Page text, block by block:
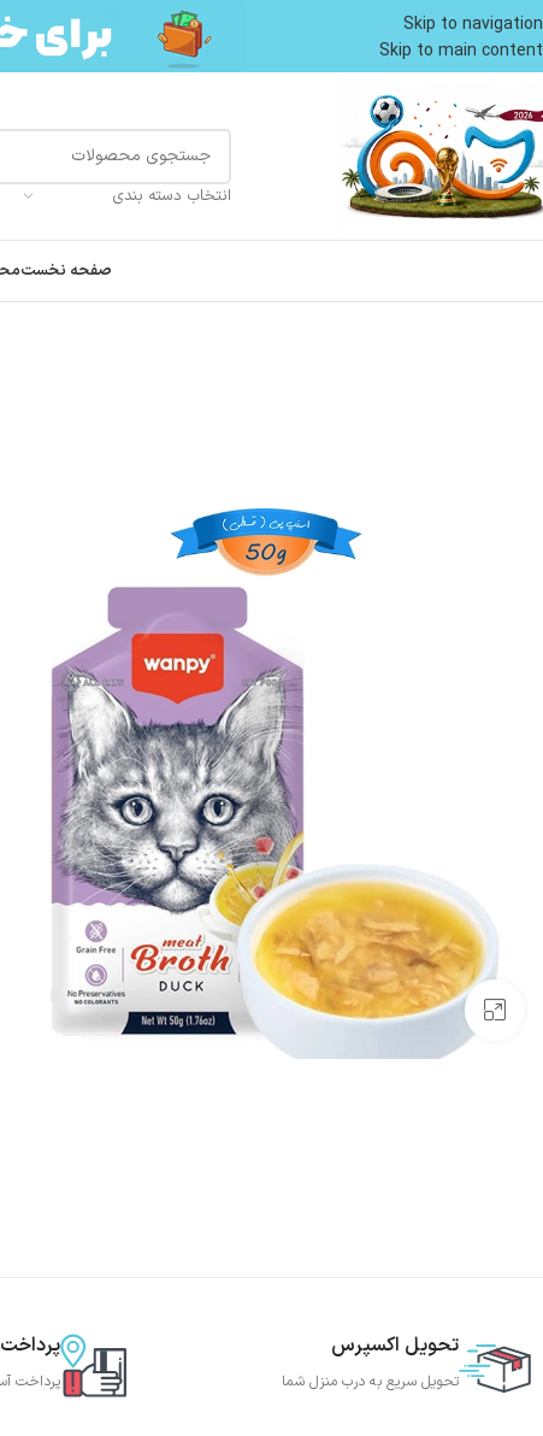
Skip to navigation
Skip to main content
انتخاب دسته بندی
صفحه نخست
بزرگنمایی تصویر
تحویل اکسپرس
تحویل سریع به درب منزل شما پرداخت